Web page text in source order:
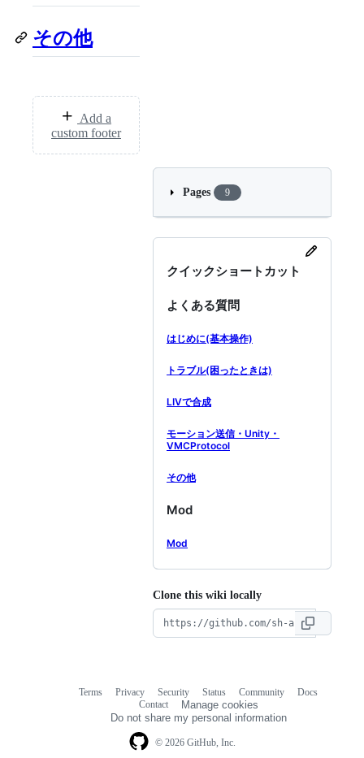
その他
Add a
custom footer
Pages 9
クイックショートカット
よくある質問
はじめに(基本操作)
トラブル(困ったときは)
LIVで合成
モーション送信・Unity・
VMCProtocol
その他
Mod
Mod
Clone this wiki locally
© 2026 GitHub, Inc.
Terms Privacy Security Status Community
Docs
Contact
Manage cookies
Do not share my personal information